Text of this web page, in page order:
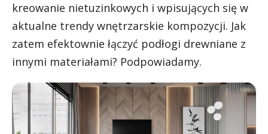
kreowanie nietuzinkowych i wpisujących się w
aktualne trendy wnętrzarskie kompozycji. Jak
zatem efektownie łączyć podłogi drewniane z
innymi materiałami? Podpowiadamy.